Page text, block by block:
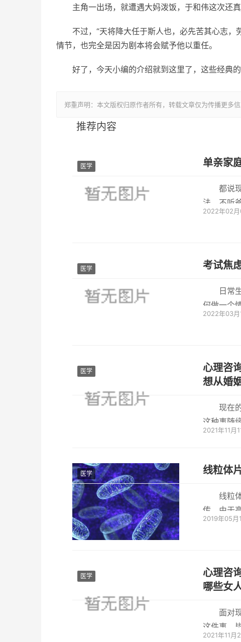
主角一出场，就遭遇大妈泼饭，于和伟这次还真
不过，“天将降大任于斯人也，必先苦其心志
情节，也完全是因为剧本将会赋予他以重任。
好了，今天小编的介绍就到这里了，这些经典
郑重声明：本文版权归原作者所有，转载文章仅为传播更多
推荐内容
医学 单亲家
都说
法，不听
响有哪些1
2022年02月
医学 考试焦
日常
何做一个
细节，我
2022年03月
医学
心理咨
想从婚
现在
这种事随
怎么知道
2021年11月
医学 线粒体
线粒
传。由于
低，特别
2019年05月
医学
心理咨
哪些女
面对
这件事。
2021年11月